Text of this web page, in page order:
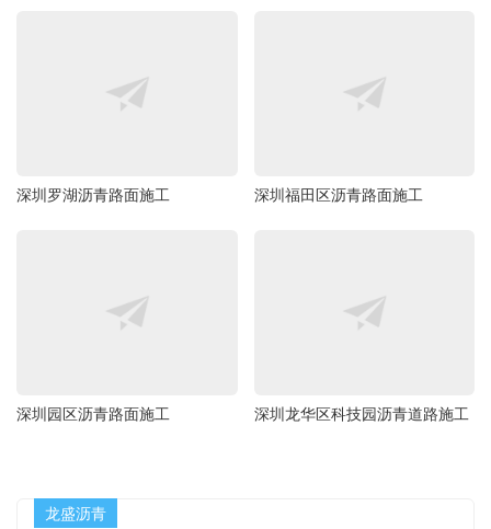
深圳罗湖沥青路面施工 深圳福田区沥青路面施工
深圳园区沥青路面施工 深圳龙华区科技园沥青道路施工
龙盛沥青